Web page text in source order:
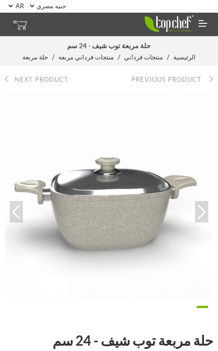
(0)
حلة مربعة توب شيف - 24 سم
الرئيسية / منتجات فرداني / منتجات فرداني مربعة / حلة مربعة
NEXT PRODUCT
حلة مربعة توب شيف - 24 سم